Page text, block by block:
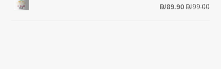
₪99.00
₪89.90